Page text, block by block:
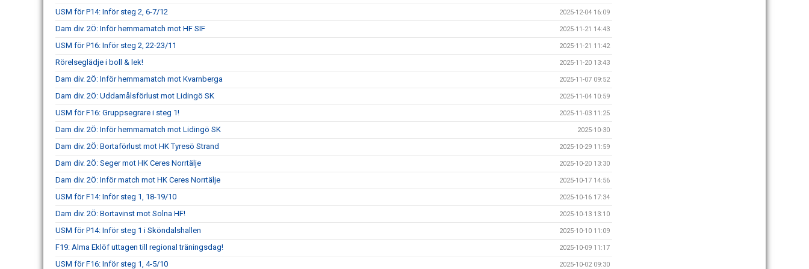
USM för P14: Inför steg 2, 6-7/12 2025-12-04 16:09
Dam div. 2Ö: Inför hemmamatch mot HF SIF 2025-11-21 14:43
USM för P16: Inför steg 2, 22-23/11 2025-11-21 11:42
Rörelseglädje i boll & lek! 2025-11-20 13:43
Dam div. 2Ö: Inför hemmamatch mot Kvarnberga 2025-11-07 09:52
Dam div. 2Ö: Uddamålsförlust mot Lidingö SK 2025-11-04 10:59
USM för F16: Gruppsegrare i steg 1! 2025-11-03 11:25
Dam div. 2Ö: Inför hemmamatch mot Lidingö SK 2025-10-30
Dam div. 2Ö: Bortaförlust mot HK Tyresö Strand 2025-10-29 11:59
Dam div. 2Ö: Seger mot HK Ceres Norrtälje 2025-10-20 13:30
Dam div. 2Ö: Inför match mot HK Ceres Norrtälje 2025-10-17 14:56
USM för F14: Inför steg 1, 18-19/10 2025-10-16 17:34
Dam div. 2Ö: Bortavinst mot Solna HF! 2025-10-13 13:10
USM för P14: Inför steg 1 i Sköndalshallen 2025-10-10 11:09
F19: Alma Eklöf uttagen till regional träningsdag! 2025-10-09 11:17
USM för F16: Inför steg 1, 4-5/10 2025-10-02 09:30